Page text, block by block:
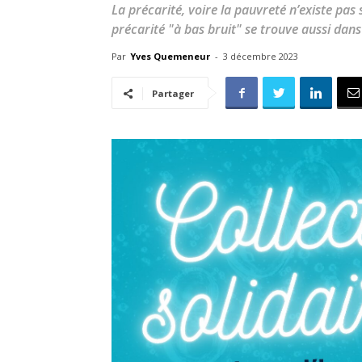
La précarité, voire la pauvreté n’existe
précarité "à bas bruit" se trouve aussi
Par Yves Quemeneur - 3 décembre 2023
Partager